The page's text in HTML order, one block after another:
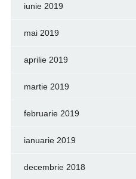
iunie 2019
mai 2019
aprilie 2019
martie 2019
februarie 2019
ianuarie 2019
decembrie 2018